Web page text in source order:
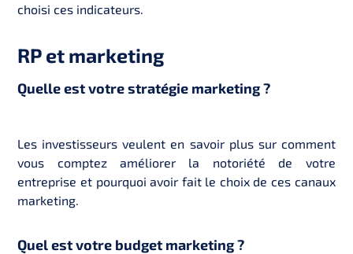
choisi ces indicateurs.
RP et marketing
Quelle est votre stratégie marketing ?
Les investisseurs veulent en savoir plus sur comment
vous comptez améliorer la notoriété de votre
entreprise et pourquoi avoir fait le choix de ces canaux
marketing.
Quel est votre budget marketing ?